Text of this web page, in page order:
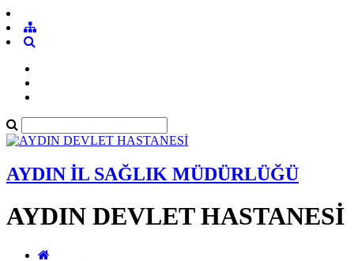
AYDIN İL SAĞLIK MÜDÜRLÜĞÜ
AYDIN DEVLET HASTANESİ